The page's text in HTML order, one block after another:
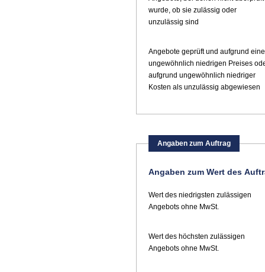
wurde, ob sie zulässig oder
unzulässig sind
Angebote geprüft und aufgrund
ungewöhnlich niedrigen Preises
aufgrund ungewöhnlich niedriger
Kosten als unzulässig abgewiesen
Angaben zum Auftrag
Angaben zum Wert des
Wert des niedrigsten zulässigen
Angebots ohne MwSt.
Wert des höchsten zulässigen
Angebots ohne MwSt.